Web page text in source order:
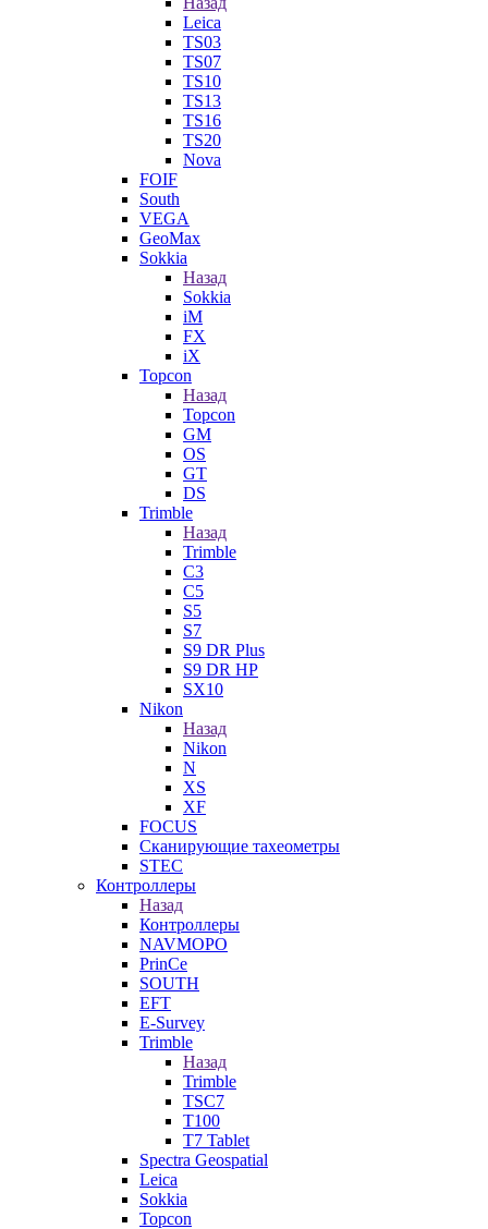
Leica
TS03
TS07
TS10
TS13
TS16
TS20
Nova
FOIF
South
VEGA
GeoMax
Sokkia
Назад
Sokkia
iM
FX
iX
Topcon
Назад
Topcon
GM
OS
GT
DS
Trimble
Назад
Trimble
C3
C5
S5
S7
S9 DR Plus
S9 DR HP
SX10
Nikon
Назад
Nikon
N
XS
XF
FOCUS
Сканирующие тахеометры
STEC
Контроллеры
Назад
Контроллеры
NAVMOPO
PrinCe
SOUTH
EFT
E-Survey
Trimble
Назад
Trimble
TSC7
T100
T7 Tablet
Spectra Geospatial
Leica
Sokkia
Topcon